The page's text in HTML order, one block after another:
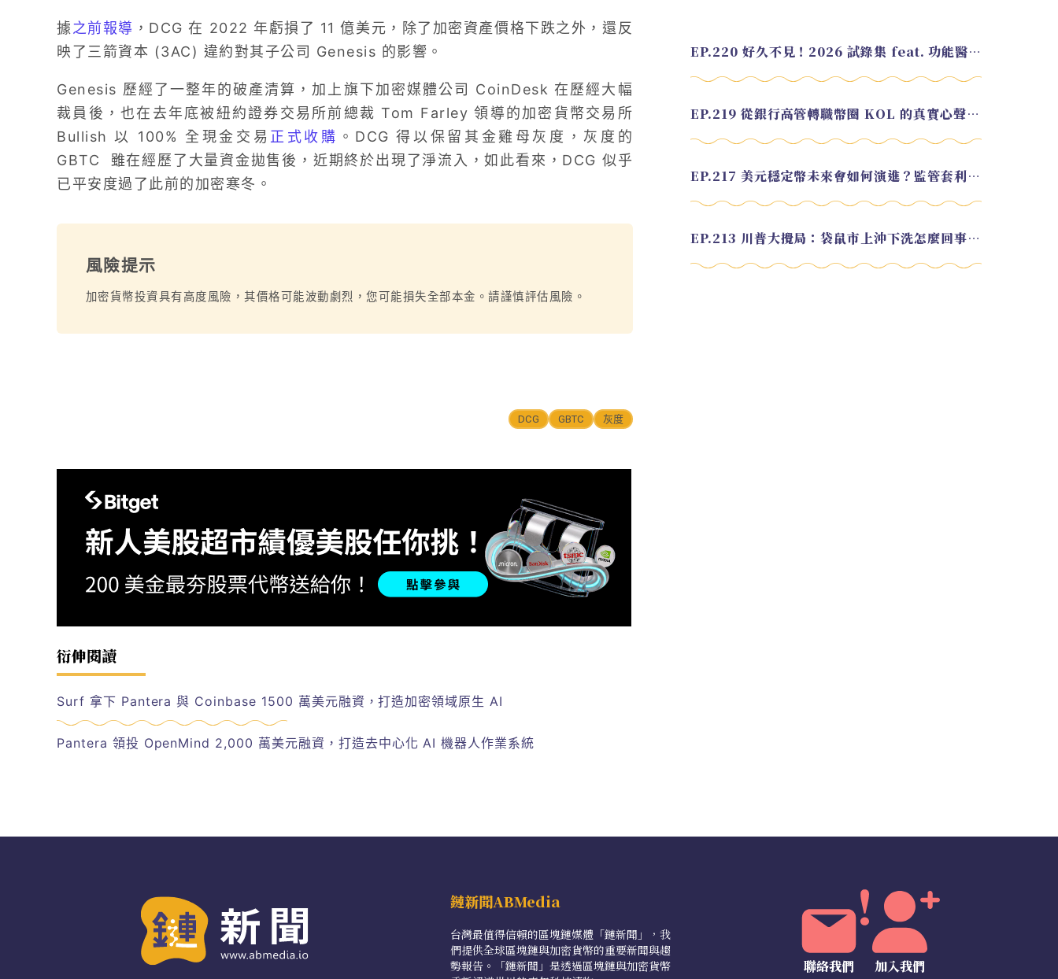
據之前報導 ，DCG 在 2022 年虧損了 11 億美元，除了加密資產價格下跌之外，還反
映了三箭資本 (3AC) 違約對其子公司 Genesis 的影響。
Genesis 歷經了一整年的破產清算，加上旗下加密媒體公司 CoinDesk 在歷經大幅
裁員後，也在去年底被紐約證券交易所前總裁 Tom Farley 領導的加密貨幣交易所
Bullish 以 100% 全現金交易 正式收購 。DCG 得以保留其金雞母灰度，灰度的
GBTC 雖在經歷了大量資金拋售後，近期終於出現了淨流入，如此看來，DCG 似乎
已平安度過了此前的加密寒冬。
風險提示
加密貨幣投資具有高度風險，其價格可能波動劇烈，您可能損失全部本金。請謹慎評估風險。
DCG GBTC 灰度
衍伸閱讀
Surf 拿下 Pantera 與 Coinbase 1500 萬美元融資，打造加密領域原生 AI
Pantera 領投 OpenMind 2,000 萬美元融資，打造去中心化 AI 機器人作業系統
EP.220 好久不見！2026 試錄集 feat. 功能醫學營養師 美寶
EP.219 從銀行高管轉職幣圈 KOL 的真實心聲 feat.龜大
EP.217 美元穩定幣未來會如何演進？監管套利終將收斂？feat. 研究員 余哲安
EP.213 川普大攪局：袋鼠市上沖下洗怎麼回事？feat. Alvin
鏈新聞ABMedia
台灣最值得信賴的區塊鏈媒體「鏈新聞」，我
們提供全球區塊鏈與加密貨幣的重要新聞與趨
勢報告。「鏈新聞」是透過區塊鏈與加密貨幣
聯絡我們 加入我們